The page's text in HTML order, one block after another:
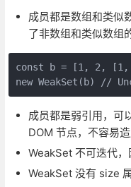
成员都是数组和类似
了非数组和类似数组
const b = [1, 2,
new WeakSet(b) //
成员都是弱引用，可
DOM 节点，不容易造
WeakSet 不可迭代，
WeakSet 没有 size 属